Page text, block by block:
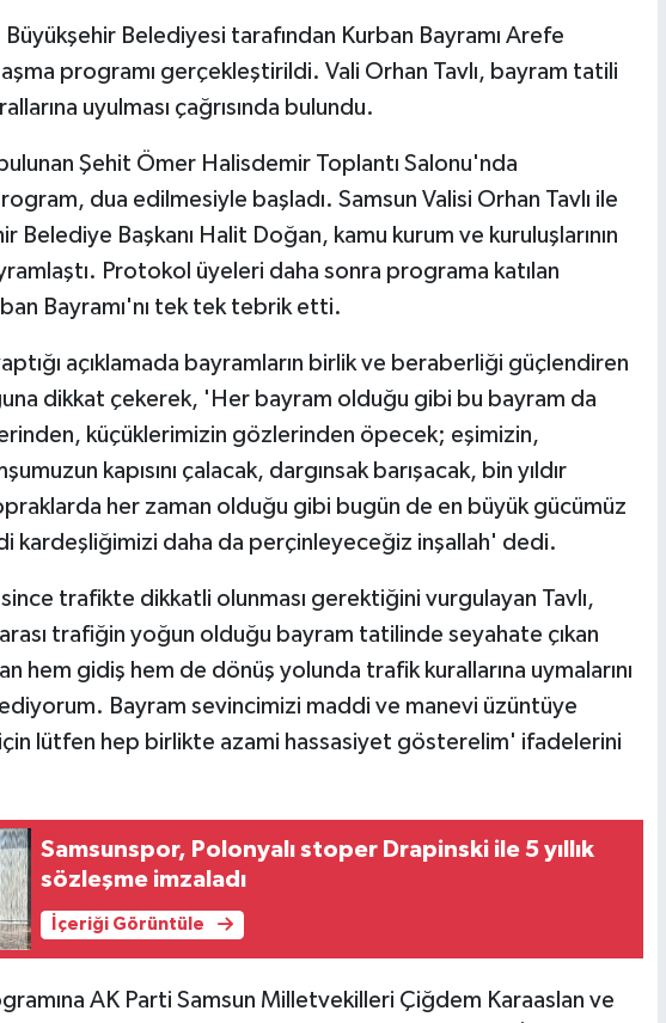
Büyükşehir Belediyesi tarafından Kurban Bayramı Arefe
programı gerçekleştirildi. Vali Orhan Tavlı, bayram tatili
uyulması çağrısında bulundu.
bulunan Şehit Ömer Halisdemir Toplantı Salonu'nda
dua edilmesiyle başladı. Samsun Valisi Orhan Tavlı ile
Belediye Başkanı Halit Doğan, kamu kurum ve kuruluşlarının
Protokol üyeleri daha sonra programa katılan
Bayramı'nı tek tek tebrik etti.
açıklamada bayramların birlik ve beraberliği güçlendiren
dikkat çekerek, 'Her bayram olduğu gibi bu bayram da
küçüklerimizin gözlerinden öpecek; eşimizin,
kapısını çalacak, dargınsak barışacak, bin yıldır
her zaman olduğu gibi bugün de en büyük gücümüz
kardeşliğimizi daha da perçinleyeceğiz inşallah' dedi.
trafikte dikkatli olunması gerektiğini vurgulayan Tavlı,
trafiğin yoğun olduğu bayram tatilinde seyahate çıkan
hem gidiş hem de dönüş yolunda trafik kurallarına uymalarını
Bayram sevincimizi maddi ve manevi üzüntüye
lütfen hep birlikte azami hassasiyet gösterelim' ifadelerini
Samsunspor, Polonyalı stoper Drapinski ile 5 yıllık
sözleşme imzaladı
İçeriği Görüntüle
AK Parti Samsun Milletvekilleri Çiğdem Karaaslan ve